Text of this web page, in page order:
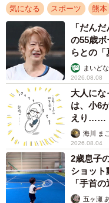
から明治大を経て日本
大、ＪＲ東日本でプレ
戦するなど２人は野球
を話していくうちに意
た。
「従来の独立リーグの
ＤＧｓにプロ野球を掛
と深瀬さん。「いまは
全県、さらに台湾、韓
さらに、僕がキッチン
やろうと思っていたと
気になる スポーツ 熊本
「だん
の55歳
らとの
まいど
2026.08.08
大人に
は、小6
えり……
でいった
海川 ま
2026.08.04
2歳息子
ショット
「手首
五ヶ瀬